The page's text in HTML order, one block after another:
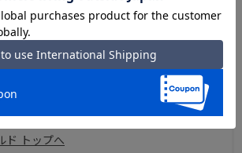
ルド』
社工場で丁寧に仕上げた、国産ビジネス
上質な牛革を使用し、手に取るたびに感
、細部までこだわった精巧なつくりが魅
ド トップへ